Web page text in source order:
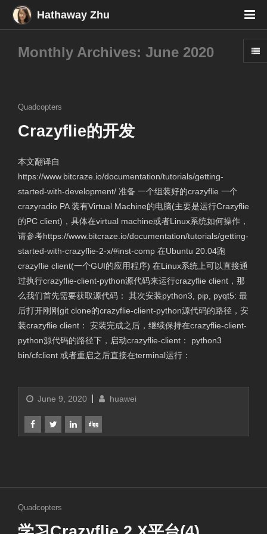
Hathaway Zhu
Monthly Archives: June 2020
Quadcopters
Crazyflie的开发
本文翻译自
https://www.bitcraze.io/documentation/tutorials/getting-
started-with-development/ 准备 一个组装好的crazyflie 一个
crazyradio PA 装有Virtual Machine的电脑(主要是运行Crazyflie
的PC client)，具体在virtual machine或者Linux系统如何操作，
请参考https://www.bitcraze.io/documentation/tutorials/getting-
started-with-crazyflie-2-x/#inst-comp 在Ubuntu 20.04跑
crazyflie client(一个GUI的应用程序) 在Linux系统上可以直接通
过执行crazyflie-client-python源代码来运行crazyflie client，那
么我们首先需要获取源代码： 其次安装python3, pip, pyqt5: 最
后打开刚刚git clone的crazyflie-client-python源代码的路径，安
装crazyflie client： 安装完成之后，继续保持在crazyflie-client-
python源代码的路径下，启动crazyflie-client： python3
bin/cfclient 或者重启之后直接在terminal运行：
June 9, 2020 huawei
Quadcopters